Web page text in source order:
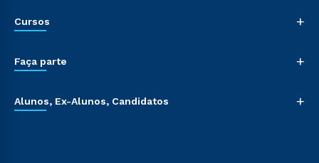
Cursos +
Faça parte +
Alunos, Ex-Alunos, Candidatos +